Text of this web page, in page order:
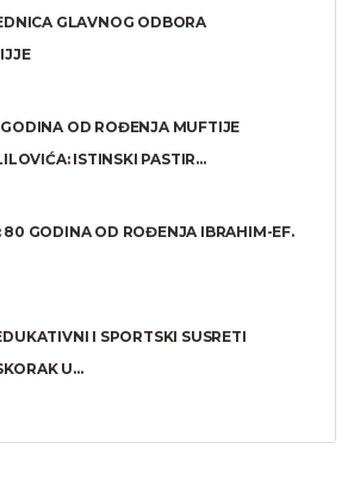
GLAVNOG ODBORA
OD ROĐENJA MUFTIJE
ISTINSKI PASTIR...
80 GODINA OD ROĐENJA IBRAHIM-EF.
I SPORTSKI SUSRETI
U...